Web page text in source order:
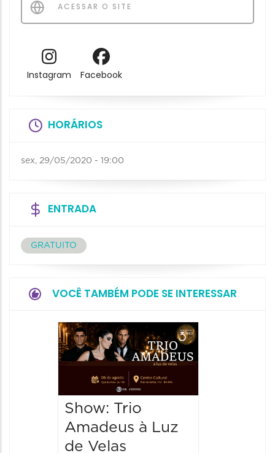
ACESSAR O SITE
Instagram Facebook
HORÁRIOS
sex, 29/05/2020 - 19:00
ENTRADA
GRATUITO
VOCÊ TAMBÉM PODE SE INTERESSAR
Show: Trio
Amadeus à Luz
de Velas